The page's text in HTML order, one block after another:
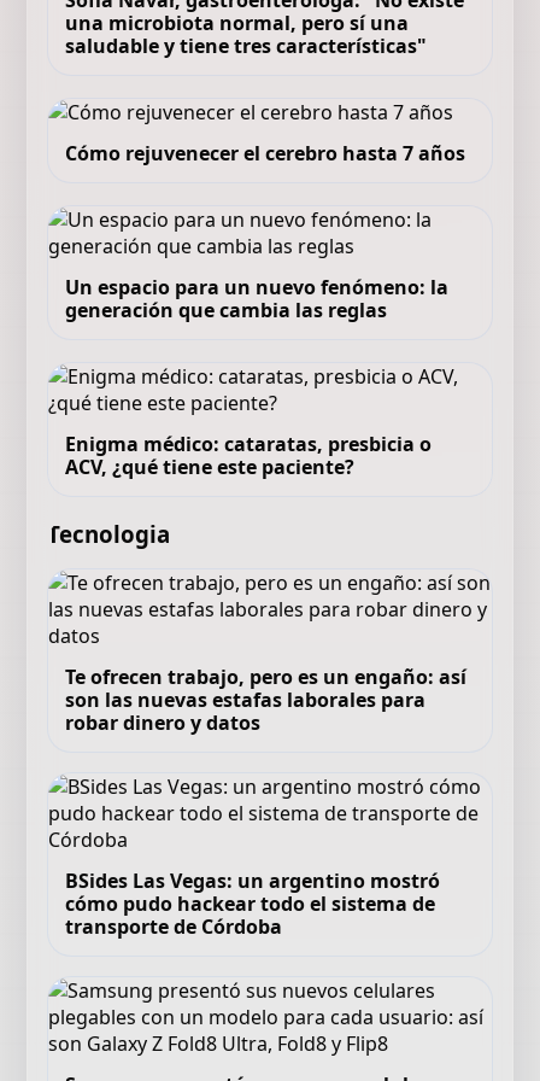
una microbiota normal, pero sí una
saludable y tiene tres características"
Cómo rejuvenecer el cerebro hasta 7 años
Un espacio para un nuevo fenómeno: la
generación que cambia las reglas
Enigma médico: cataratas, presbicia o
ACV, ¿qué tiene este paciente?
Tecnologia
Te ofrecen trabajo, pero es un engaño: así
son las nuevas estafas laborales para
robar dinero y datos
BSides Las Vegas: un argentino mostró
cómo pudo hackear todo el sistema de
transporte de Córdoba